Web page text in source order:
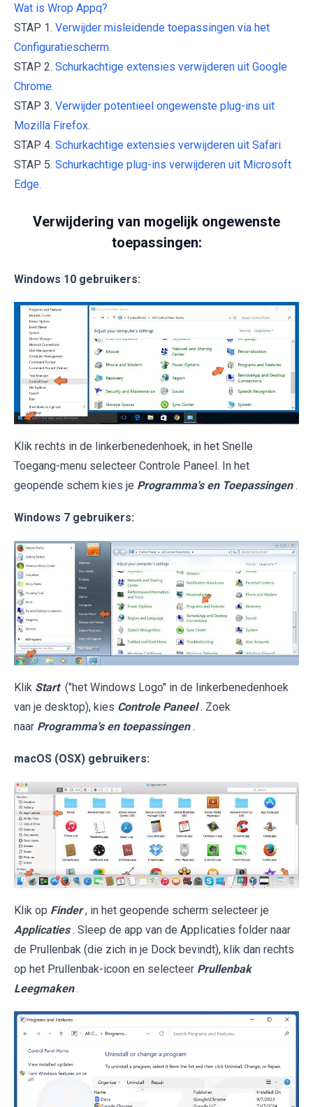
Wat is Wrop Appq?
STAP 1. Verwijder misleidende toepassingen via het
Configuratiescherm.
STAP 2. Schurkachtige extensies verwijderen uit Google
Chrome.
STAP 3. Verwijder potentieel ongewenste plug-ins uit
Mozilla Firefox.
STAP 4. Schurkachtige extensies verwijderen uit Safari.
STAP 5. Schurkachtige plug-ins verwijderen uit Microsoft
Edge.
Verwijdering van mogelijk ongewenste
toepassingen:
Windows 10 gebruikers:
Klik rechts in de linkerbenedenhoek, in het Snelle
Toegang-menu selecteer Controle Paneel. In het
geopende schem kies je Programma's en Toepassingen .
Windows 7 gebruikers:
Klik Start ("het Windows Logo" in de linkerbenedenhoek
van je desktop), kies Controle Paneel . Zoek
naar Programma's en toepassingen .
macOS (OSX) gebruikers:
Klik op Finder , in het geopende scherm selecteer je
Applicaties . Sleep de app van de Applicaties folder naar
de Prullenbak (die zich in je Dock bevindt), klik dan rechts
op het Prullenbak-icoon en selecteer Prullenbak
Leegmaken .